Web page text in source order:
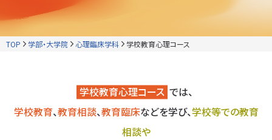
TOP 学部・大学院 心理臨床学科 学校教育心理コース
学校教育心理コースでは、
学校教育、教育相談、教育臨床などを学び、学校等での教育
相談や